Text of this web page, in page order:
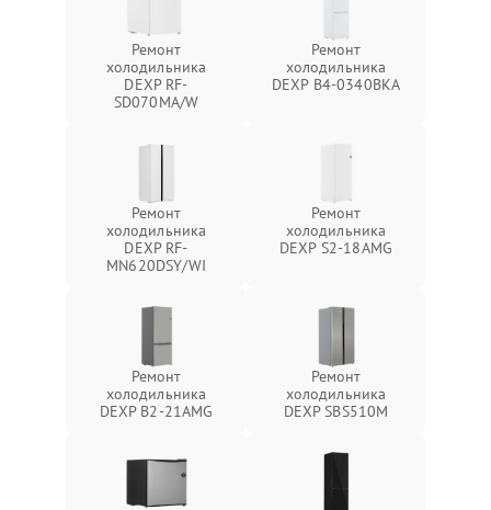
Ремонт
холодильника
DEXP RF-
SD070MA/W
Ремонт
холодильника
DEXP B4-0340BKA
Ремонт
холодильника
DEXP RF-
MN620DSY/WI
Ремонт
холодильника
DEXP S2-18AMG
Ремонт
холодильника
DEXP B2-21AMG
Ремонт
холодильника
DEXP SBS510M